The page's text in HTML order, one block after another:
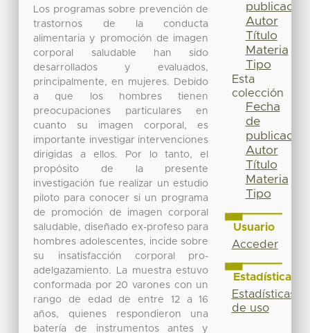
Los programas sobre prevención de
trastornos de la conducta
alimentaria y promoción de imagen
corporal saludable han sido
desarrollados y evaluados,
principalmente, en mujeres. Debido
a que los hombres tienen
preocupaciones particulares en
cuanto su imagen corporal, es
importante investigar intervenciones
dirigidas a ellos. Por lo tanto, el
propósito de la presente
investigación fue realizar un estudio
piloto para conocer si un programa
de promoción de imagen corporal
saludable, diseñado ex-profeso para
hombres adolescentes, incide sobre
su insatisfacción corporal pro-
adelgazamiento. La muestra estuvo
conformada por 20 varones con un
rango de edad de entre 12 a 16
años, quienes respondieron una
batería de instrumentos antes y
publicación
Autor
Título
Materia
Tipo
Esta
colección
Fecha
de
publicación
Autor
Título
Materia
Tipo
Usuario
Acceder
Estadísticas
Estadísticas
de uso